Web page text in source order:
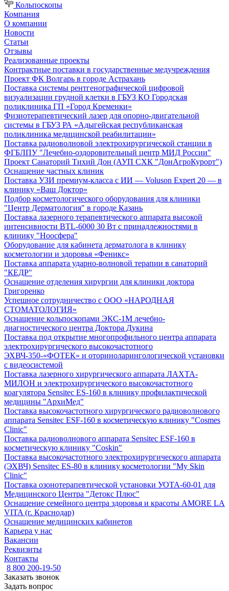
Кольпоскопы
Компания
О компании
Новости
Статьи
Отзывы
Реализованные проекты
Контрактные поставки в государственные медучреждения
Проект ФК Волгарь в городе Астрахань
Поставка системы рентгенографической цифровой
визуализации грудной клетки в ГБУЗ КО Городская
поликлиника ГП «Город Кременки»
Физиотерапевтический лазер для опорно-двигательной
системы в ГБУЗ РА «Адыгейская республиканская
поликлиника медицинской реабилитации»
Поставка радиоволновой электрохирургической станции в
ФГБЛПУ "Лечебно-оздоровительный центр МИД России"
Проект Санаторий Тихий Дон (АУП СХК "ДонАгроКурорт")
Оснащение частных клиник
Поставка УЗИ премиум-класса с ИИ — Voluson Expert 20 — в
клинику «Ваш Доктор»
Подбор косметологического оборудования для клиники
"Центр Дерматология" в городе Казань
Поставка лазерного терапевтического аппарата высокой
интенсивности BTL-6000 30 Вт с принадлежностями в
клинику "Ноосфера"
Оборудование для кабинета дерматолога в клинику
косметологии и здоровья «Феникс»
Поставка аппарата ударно-волновой терапии в санаторий
"КЕДР"
Оснащение отделения хирургии для клиники доктора
Григоренко
Успешное сотрудничество с ООО «НАРОДНАЯ
СТОМАТОЛОГИЯ»
Оснащение кольпоскопами ЭКС-1М лечебно-
диагностического центра Доктора Дукина
Поставка под открытие многопрофильного центра аппарата
электрохирургического высокочастотного
ЭХВЧ-350-«ФОТЕК» и оториноларингологической установки
с видеосистемой
Поставка лазерного хирургического аппарата ЛАХТА-
МИЛОН и электрохирургического высокочастотного
коагулятора Sensitec ES-160 в клинику профилактической
медицины "АрхиМед"
Поставка высокочастотного хирургического радиоволнового
аппарата Sensitec ESF-160 в косметическую клинику "Cosmes
Clinic"
Поставка радиоволнового аппарата Sensitec ESF-160 в
косметическую клинику "Coskin"
Поставка высокочастотного электрохирургического аппарата
(ЭХВЧ) Sensitec ES-80 в клинику косметологии "My Skin
Clinic"
Поставка озонотерапевтической установки УОТА-60-01 для
Медицинского Центра "Детокс Плюс"
Оснащение семейного центра здоровья и красоты AMORE LA
VITA (г. Краснодар)
Оснащение медицинских кабинетов
Карьера у нас
Вакансии
Реквизиты
Контакты
8 800 200-19-50
Заказать звонок
Задать вопрос